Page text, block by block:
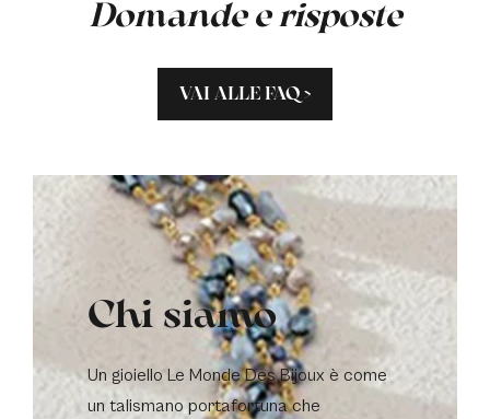
Domande e risposte
VAI ALLE FAQ >
Chi siamo
Un gioiello Le Monde Des Bijoux è come
un talismano portafortuna che